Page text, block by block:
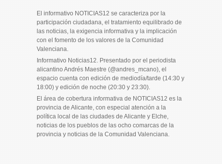
El informativo NOTICIAS12 se caracteriza por la
participación ciudadana, el tratamiento equilibrado de
las noticias, la exigencia informativa y la implicación
con el fomento de los valores de la Comunidad
Valenciana.
Informativo Noticias12. Presentado por el periodista
alicantino Andrés Maestre (@andres_mcano), el
espacio cuenta con edición de mediodía/tarde (14:30 y
18:00) y edición de noche (20:30 y 23:30).
El área de cobertura informativa de NOTICIAS12 es la
provincia de Alicante, con especial atención a la
política local de las ciudades de Alicante y Elche,
noticias de los pueblos de las ocho comarcas de la
provincia y noticias de la Comunidad Valenciana.